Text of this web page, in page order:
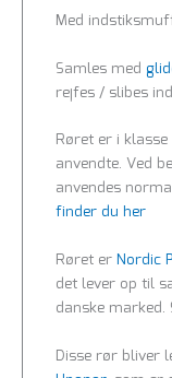
Med
Samles med
rejfes / slibes
Røret er i
anvendte. Ved
anvendes
finder du her
Røret erNordic
det lever op til
danske
Disse rør bliver